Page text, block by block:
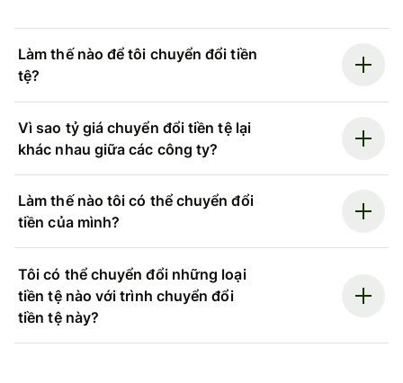
Làm thế nào để tôi chuyển đổi tiền
tệ?
Vì sao tỷ giá chuyển đổi tiền tệ lại
khác nhau giữa các công ty?
Làm thế nào tôi có thể chuyển đổi
tiền của mình?
Tôi có thể chuyển đổi những loại
tiền tệ nào với trình chuyển đổi
tiền tệ này?